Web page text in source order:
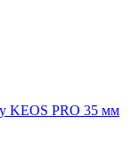
KEOS PRO 35 мм